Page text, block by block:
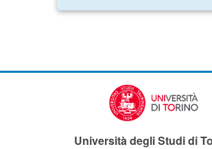
Università degli Studi di